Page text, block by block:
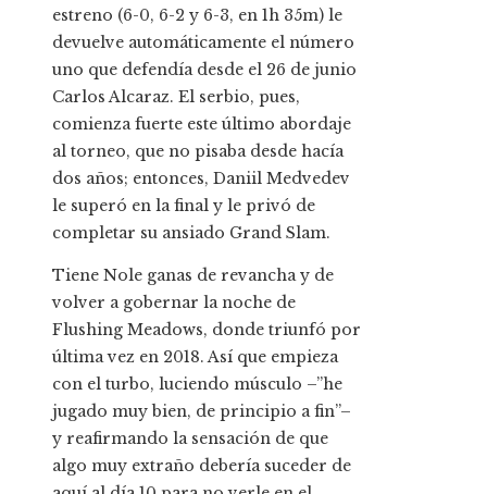
estreno (6-0, 6-2 y 6-3, en 1h 35m) le
devuelve automáticamente el número
uno que defendía desde el 26 de junio
Carlos Alcaraz. El serbio, pues,
comienza fuerte este último abordaje
al torneo, que no pisaba desde hacía
dos años; entonces, Daniil Medvedev
le superó en la final y le privó de
completar su ansiado Grand Slam.
Tiene Nole ganas de revancha y de
volver a gobernar la noche de
Flushing Meadows, donde triunfó por
última vez en 2018. Así que empieza
con el turbo, luciendo músculo –”he
jugado muy bien, de principio a fin”–
y reafirmando la sensación de que
algo muy extraño debería suceder de